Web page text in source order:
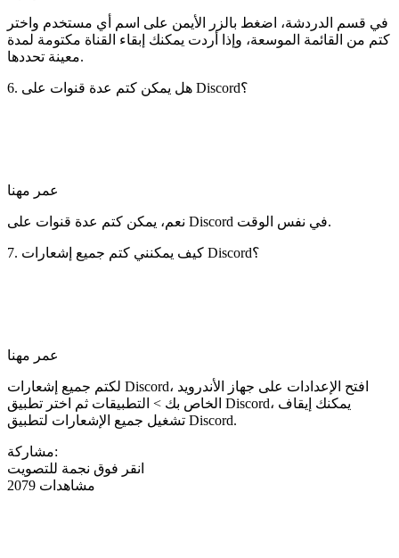
في قسم الدردشة، اضغط بالزر الأيمن على اسم أي مستخدم واختر
كتم من القائمة الموسعة، وإذا أردت يمكنك إبقاء القناة مكتومة لمدة
معينة تحددها.
6. هل يمكن كتم عدة قنوات على Discord؟
عمر مهنا
نعم، يمكن كتم عدة قنوات على Discord في نفس الوقت.
7. كيف يمكنني كتم جميع إشعارات Discord؟
عمر مهنا
لكتم جميع إشعارات Discord، افتح الإعدادات على جهاز الأندرويد
الخاص بك > التطبيقات ثم اختر تطبيق Discord، يمكنك إيقاف
تشغيل جميع الإشعارات لتطبيق Discord.
مشاركة:
انقر فوق نجمة للتصويت
2079 مشاهدات